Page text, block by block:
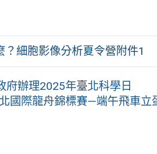
？細胞影像分析夏令營附件1
府辦理2025年臺北科學日
國際龍舟錦標賽—端午飛車立